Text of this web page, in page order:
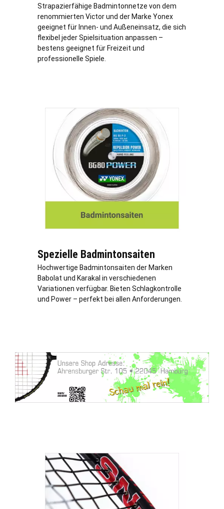
Strapazierfähige Badmintonnetze von dem
renommierten Victor und der Marke Yonex
geeignet für Innen- und Außeneinsatz, die sich
flexibel jeder Spielsituation anpassen –
bestens geeignet für Freizeit und
professionelle Spiele.
Spezielle Badmintonsaiten
Hochwertige Badmintonsaiten der Marken
Babolat und Karakal in verschiedenen
Variationen verfügbar. Bieten Schlagkontrolle
und Power – perfekt bei allen Anforderungen.